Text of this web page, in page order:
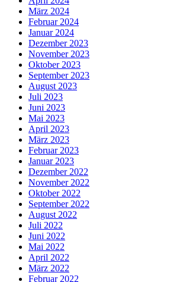
März 2024
Februar 2024
Januar 2024
Dezember 2023
November 2023
Oktober 2023
September 2023
August 2023
Juli 2023
Juni 2023
Mai 2023
April 2023
März 2023
Februar 2023
Januar 2023
Dezember 2022
November 2022
Oktober 2022
September 2022
August 2022
Juli 2022
Juni 2022
Mai 2022
April 2022
März 2022
Februar 2022